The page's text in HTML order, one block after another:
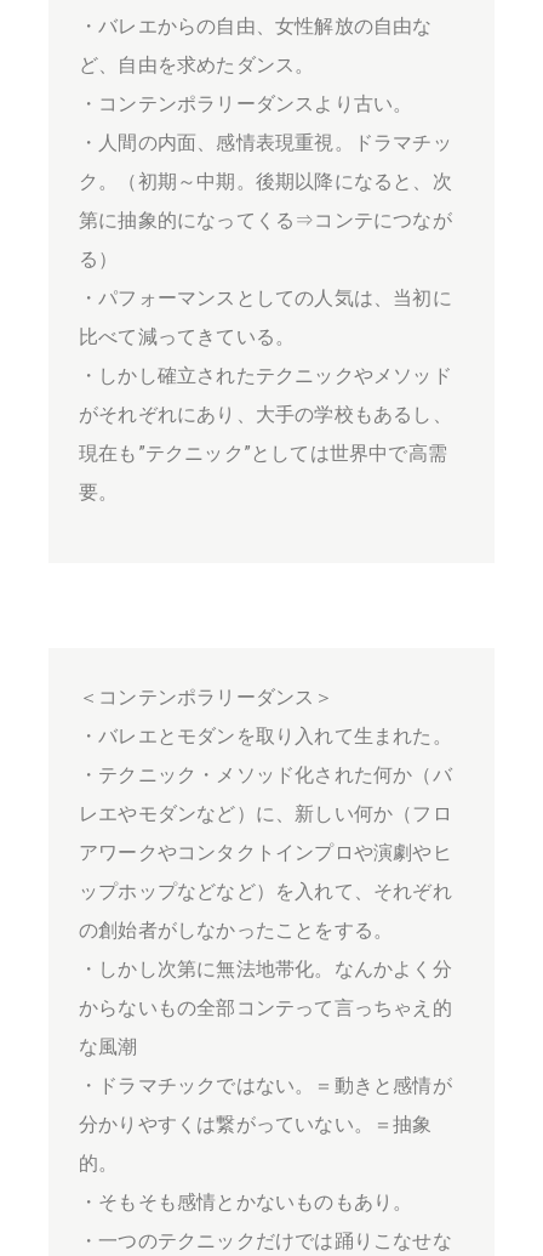
・バレエからの自由、女性解放の自由な
ど、自由を求めたダンス。
・コンテンポラリーダンスより古い。
・人間の内面、感情表現重視。ドラマチッ
ク。（初期～中期。後期以降になると、次
第に抽象的になってくる⇒コンテにつなが
る）
・パフォーマンスとしての人気は、当初に
比べて減ってきている。
・しかし確立されたテクニックやメソッド
がそれぞれにあり、大手の学校もあるし、
現在も”テクニック”としては世界中で高需
要。
＜コンテンポラリーダンス＞
・バレエとモダンを取り入れて生まれた。
・テクニック・メソッド化された何か（バ
レエやモダンなど）に、新しい何か（フロ
アワークやコンタクトインプロや演劇やヒ
ップホップなどなど）を入れて、それぞれ
の創始者がしなかったことをする。
・しかし次第に無法地帯化。なんかよく分
からないもの全部コンテって言っちゃえ的
な風潮
・ドラマチックではない。＝動きと感情が
分かりやすくは繋がっていない。＝抽象
的。
・そもそも感情とかないものもあり。
・一つのテクニックだけでは踊りこなせな